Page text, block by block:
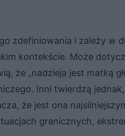
zdefiniowania i zależy w
kontekście. Może
że „nadzieja jest matką
Inni twierdzą
że jest ona
granicznych,